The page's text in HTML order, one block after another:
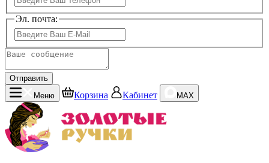
Эл. почта:
Отправить
Меню
Корзина Кабинет MAX